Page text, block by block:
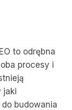
to odrębna
procesy i
jaki
budowania